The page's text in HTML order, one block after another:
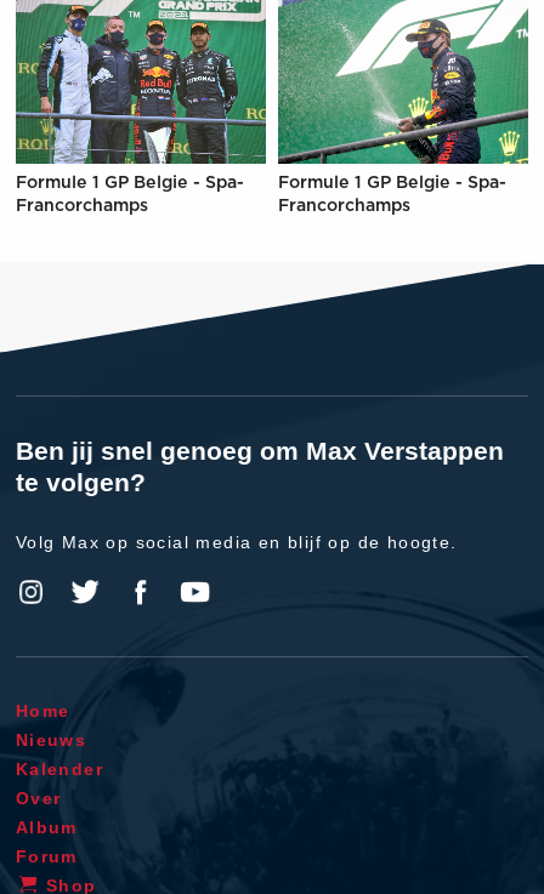
Formule 1 GP Belgie - Spa-
Francorchamps
Formule 1 GP Belgie - Spa-
Francorchamps
Ben jij snel genoeg om Max Verstappen
te volgen?
Volg Max op social media en blijf op de hoogte.
Home
Nieuws
Kalender
Over
Album
Forum
Shop